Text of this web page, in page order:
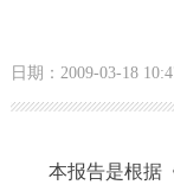
市领导
日期：2009-03-18
本报告是根据《